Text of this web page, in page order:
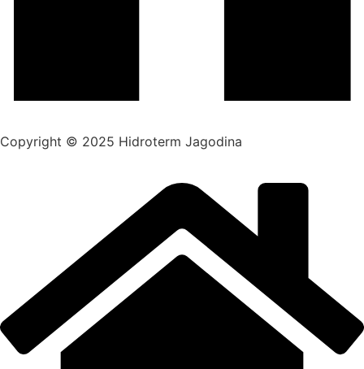
Copyright © 2025 Hidroterm Jagodina